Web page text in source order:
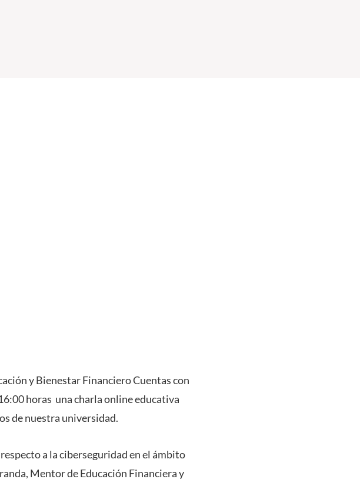
y Bienestar Financiero Cuentas con
horas una charla online educativa
de nuestra universidad.
a la ciberseguridad en el ámbito
, Mentor de Educación Financiera y